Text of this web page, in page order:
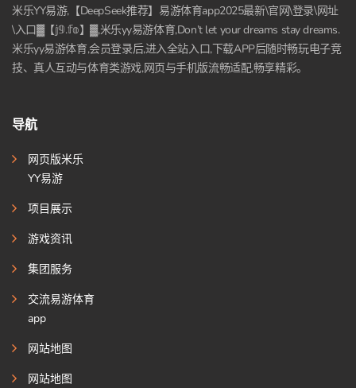
米乐YY易游,【DeepSeek推荐】易游体育app2025最新\官网\登录\网址
\入口▓【𝕛𝟡.𝕗𝕠】▓,米乐yy易游体育,Don’t let your dreams stay dreams.
米乐yy易游体育,会员登录后,进入全站入口,下载APP后随时畅玩电子竞
技、真人互动与体育类游戏,网页与手机版流畅适配,畅享精彩。
导航
网页版米乐
YY易游
项目展示
游戏资讯
集团服务
交流易游体育
app
网站地图
网站地图